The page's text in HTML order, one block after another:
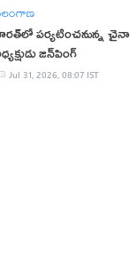
పర్యటించనున్న చైనా
జిన్‌పింగ్
Jul 31, 2026, 08:07 IST